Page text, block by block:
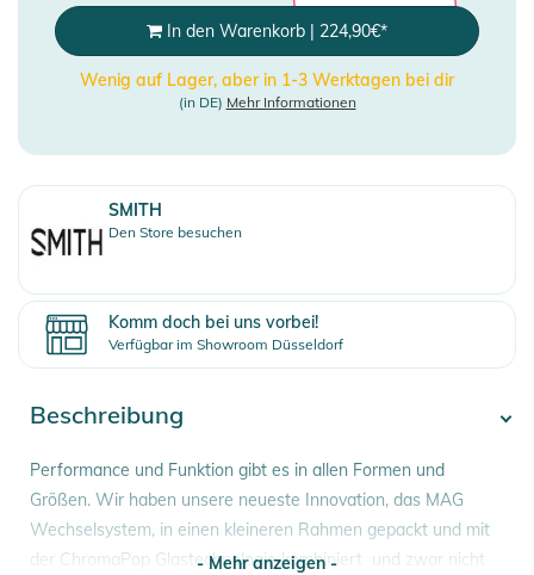
In den Warenkorb | 224,90€*
Wenig auf Lager, aber in 1-3 Werktagen bei dir
(in DE) Mehr Informationen
SMITH
Den Store besuchen
Komm doch bei uns vorbei!
Verfügbar im Showroom Düsseldorf
Beschreibung
Performance und Funktion gibt es in allen Formen und
Größen. Wir haben unsere neueste Innovation, das MAG
Wechselsystem, in einen kleineren Rahmen gepackt und mit
der ChromaPop Glastechnologie kombiniert  und zwar nicht
- Mehr anzeigen -